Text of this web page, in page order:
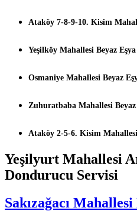
Ataköy 7-8-9-10. Kisim
Yeşilköy Mahallesi Beyaz
Osmaniye Mahallesi Beyaz
Zuhuratbaba Mahallesi
Ataköy 2-5-6. Kisim
Yeşilyurt Mahallesi
Dondurucu Servisi
Sakızağacı